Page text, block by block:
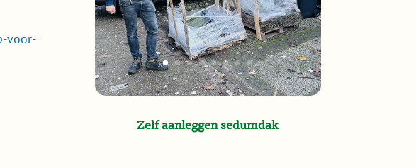
voor-
Zelf aanleggen sedumdak